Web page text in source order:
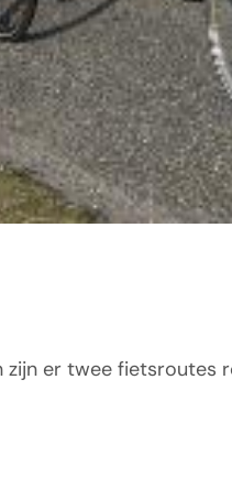
er twee fietsroutes